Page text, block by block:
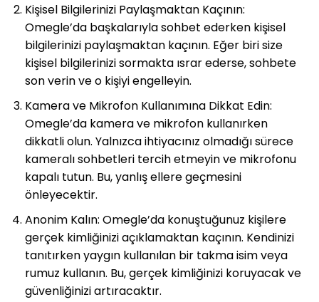
Kişisel Bilgilerinizi Paylaşmaktan Kaçının:
Omegle’da başkalarıyla sohbet ederken kişisel
bilgilerinizi paylaşmaktan kaçının. Eğer biri size
kişisel bilgilerinizi sormakta ısrar ederse, sohbete
son verin ve o kişiyi engelleyin.
Kamera ve Mikrofon Kullanımına Dikkat Edin:
Omegle’da kamera ve mikrofon kullanırken
dikkatli olun. Yalnızca ihtiyacınız olmadığı sürece
kameralı sohbetleri tercih etmeyin ve mikrofonu
kapalı tutun. Bu, yanlış ellere geçmesini
önleyecektir.
Anonim Kalın: Omegle’da konuştuğunuz kişilere
gerçek kimliğinizi açıklamaktan kaçının. Kendinizi
tanıtırken yaygın kullanılan bir takma isim veya
rumuz kullanın. Bu, gerçek kimliğinizi koruyacak ve
güvenliğinizi artıracaktır.